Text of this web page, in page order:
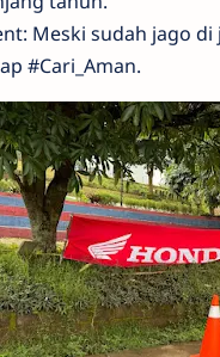
Meski sudah jago
#Cari_Aman.